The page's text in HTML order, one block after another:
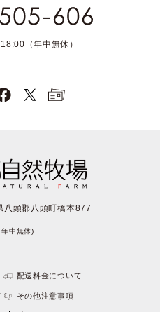
（年中無休）
頭郡八頭町橋本877
中無休)
配送料金について
その他注意事項